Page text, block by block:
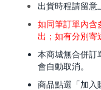
出貨時程請留意
如同筆訂單內含
出；如有分別寄
本商城無合併訂
會自動取消。
商品點選「加入